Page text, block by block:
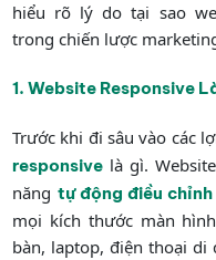
hiểu rõ lý do tại sao
trong chiến lược
1. Website Responsive
Trước khi đi sâu vào các
responsive là gì.
năng tự động điều
mọi kích thước màn
bàn, laptop, điện thoại